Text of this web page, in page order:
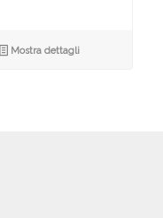
Mostra dettagli